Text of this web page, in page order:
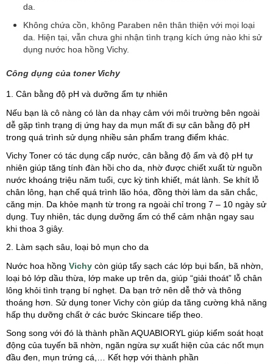
da.
Không chứa cồn, không Paraben nên thân thiện với mọi loại
da. Hiện tại, vẫn chưa ghi nhận tình trạng kích ứng nào khi sử
dụng nước hoa hồng Vichy.
Công dụng của toner Vichy
1. Cân bằng độ pH và dưỡng ẩm tự nhiên
Nếu bạn là cô nàng có làn da nhạy cảm với môi trường bên ngoài
dễ gặp tình trạng dị ứng hay da mụn mất đi sự cân bằng độ pH
trong quá trình sử dụng nhiều sản phẩm trang điểm khác.
Vichy Toner có tác dụng cấp nước, cân bằng độ ẩm và độ pH tự
nhiên giúp tăng tính đàn hồi cho da, nhờ được chiết xuất từ nguồn
nước khoáng triệu năm tuổi, cực kỳ tinh khiết, mát lành. Se khít lỗ
chân lông, hạn chế quá trình lão hóa, đồng thời làm da săn chắc,
căng mịn. Da khỏe mạnh từ trong ra ngoài chỉ trong 7 – 10 ngày sử
dụng. Tuy nhiên, tác dụng dưỡng ẩm có thể cảm nhận ngay sau
khi thoa 3 giây.
2. Làm sạch sâu, loại bỏ mụn cho da
Nước hoa hồng Vichy còn giúp tẩy sạch các lớp bụi bẩn, bã nhờn,
loại bỏ lớp dầu thừa, lớp make up trên da, giúp “giải thoát” lỗ chân
lông khỏi tình trạng bí nghẹt. Da bạn trở nên dễ thở và thông
thoáng hơn. Sử dụng toner Vichy còn giúp da tăng cường khả năng
hấp thụ dưỡng chất ở các bước Skincare tiếp theo.
Song song với đó là thành phần AQUABIORYL giúp kiểm soát hoạt
động của tuyến bã nhờn, ngăn ngừa sự xuất hiện của các nốt mụn
đầu đen, mụn trứng cá,… Kết hợp với thành phần